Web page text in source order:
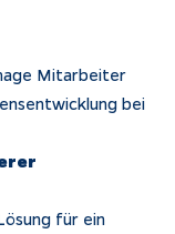
Mitarbeiter
bei
für ein